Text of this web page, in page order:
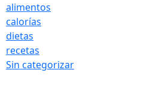
alimentos
calorías
dietas
recetas
Sin categorizar